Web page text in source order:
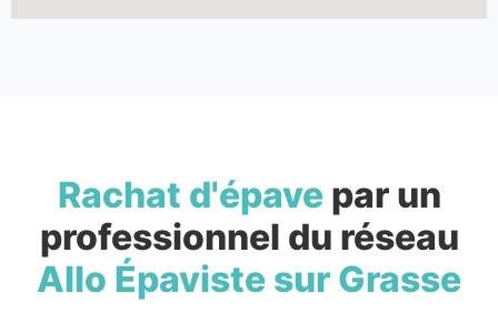
Rachat d'épavepar un
professionnel du réseau
Allo Épaviste sur Grasse